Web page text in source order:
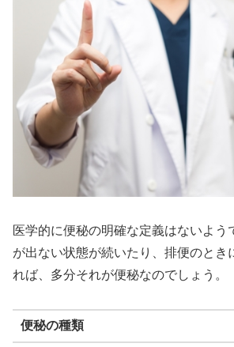
医学的に便秘の明確な定義はないよう
が出ない状態が続いたり、排便のとき
れば、多分それが便秘なのでしょう。
便秘の種類